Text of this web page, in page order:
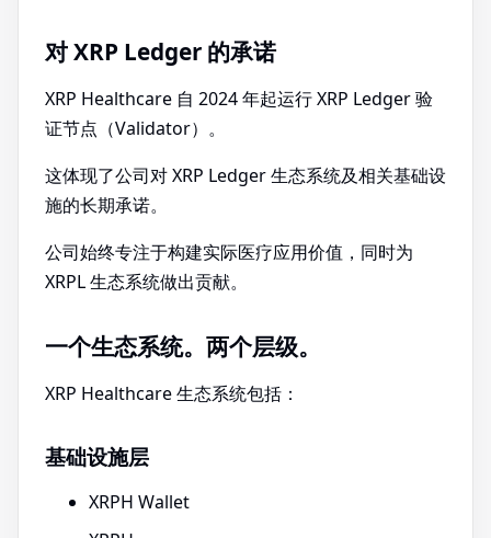
对 XRP Ledger 的承诺
XRP Healthcare 自 2024 年起运行 XRP Ledger 验
证节点（Validator）。
这体现了公司对 XRP Ledger 生态系统及相关基础设
施的长期承诺。
公司始终专注于构建实际医疗应用价值，同时为
XRPL 生态系统做出贡献。
一个生态系统。两个层级。
XRP Healthcare 生态系统包括：
基础设施层
XRPH Wallet